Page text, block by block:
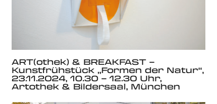
ART(othek) & BREAKFAST –
Kunstfrühstück „Formen der Natur“,
23.11.2024, 10.30 – 12.30 Uhr,
Artothek & Bildersaal, München